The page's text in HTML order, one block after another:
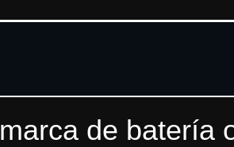
de batería